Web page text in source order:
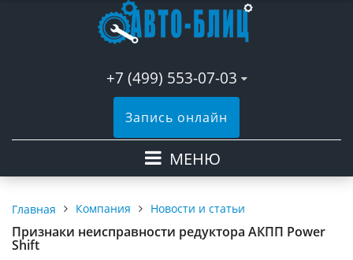
+7 (499) 553-07-03
Запись онлайн
МЕНЮ
Главная Компания Новости и статьи
Признаки неисправности редуктора АКПП Power
Shift